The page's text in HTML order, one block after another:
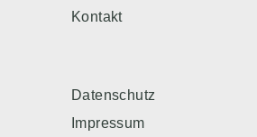
Kontakt
Datenschutz
Impressum